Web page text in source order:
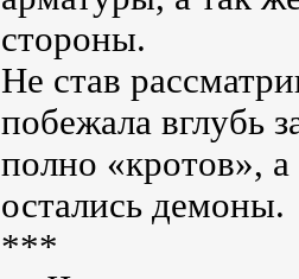
стороны.
Не став
побежала вглубь
полно «кротов»,
остались демоны.
***